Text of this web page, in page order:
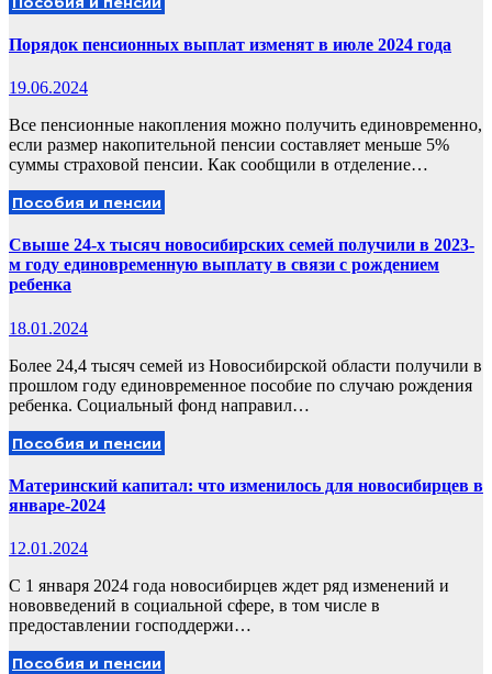
Порядок пенсионных выплат изменят в июле 2024 года
19.06.2024
Все пенсионные накопления можно получить единовременно,
если размер накопительной пенсии составляет меньше 5%
суммы страховой пенсии. Как сообщили в отделение…
Пособия и пенсии
Свыше 24-х тысяч новосибирских семей получили в 2023-
м году единовременную выплату в связи с рождением
ребенка
18.01.2024
Более 24,4 тысяч семей из Новосибирской области получили в
прошлом году единовременное пособие по случаю рождения
ребенка. Социальный фонд направил…
Пособия и пенсии
Материнский капитал: что изменилось для новосибирцев в
январе-2024
12.01.2024
С 1 января 2024 года новосибирцев ждет ряд изменений и
нововведений в социальной сфере, в том числе в
предоставлении господдержи…
Пособия и пенсии